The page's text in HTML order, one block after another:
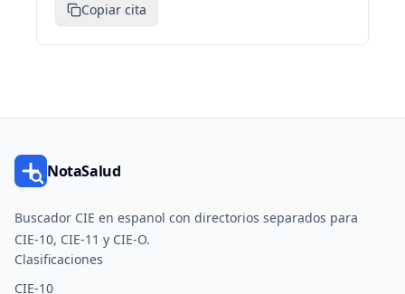
Copiar cita
NotaSalud
Buscador CIE en espanol con directorios separados para
CIE-10, CIE-11 y CIE-O.
Clasificaciones
CIE-10